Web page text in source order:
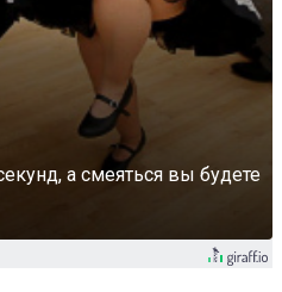
а смеяться вы будете